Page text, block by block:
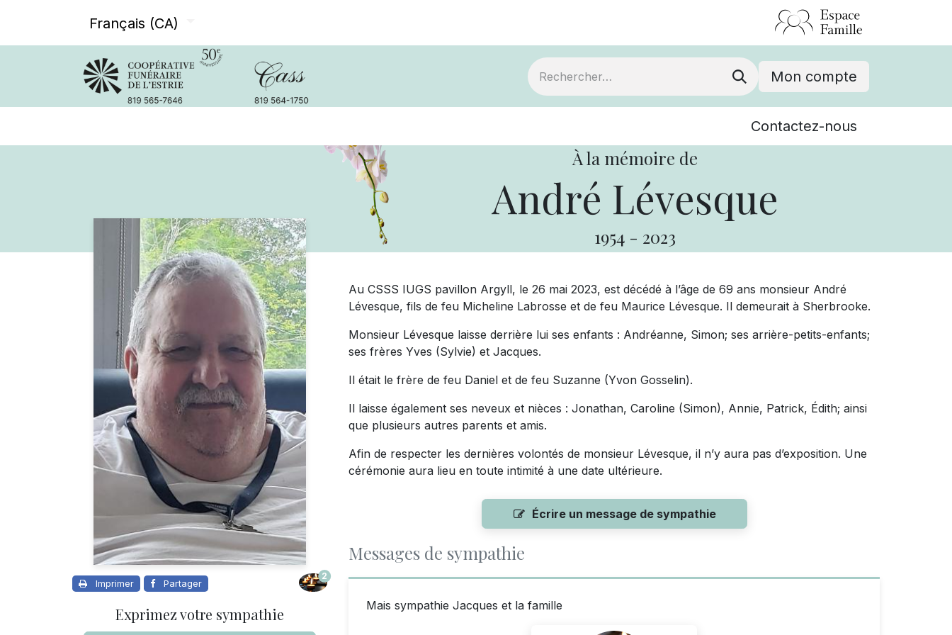
Français (CA)
Mon compte
Événements
Contactez-nous
À la mémoire de
André Lévesque
1954 - 2023
Imprimer Partager
2
Exprimez votre sympathie
Au CSSS IUGS pavillon Argyll, le 26 mai 2023, est décédé à l’âge de 69 ans monsieur André
Lévesque, fils de feu Micheline Labrosse et de feu Maurice Lévesque. Il demeurait à Sherbrooke.
Monsieur Lévesque laisse derrière lui ses enfants : Andréanne, Simon; ses arrière-petits-enfants;
ses frères Yves (Sylvie) et Jacques.
Il était le frère de feu Daniel et de feu Suzanne (Yvon Gosselin).
Il laisse également ses neveux et nièces : Jonathan, Caroline (Simon), Annie, Patrick, Édith; ainsi
que plusieurs autres parents et amis.
Afin de respecter les dernières volontés de monsieur Lévesque, il n’y aura pas d’exposition. Une
cérémonie aura lieu en toute intimité à une date ultérieure.
Écrire un message de sympathie
Messages de sympathie
Mais sympathie Jacques et la famille